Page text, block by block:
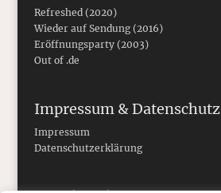
Refreshed (2020)
Wieder auf Sendung (2016)
Eröffnungsparty (2003)
Out of .de
Impressum & Datenschutz
Impressum
Datenschutzerklärung